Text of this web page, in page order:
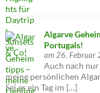
Algarve
Portugals!
am 26.
Auch nach
meine persönlichen
Sei es ein Tag im […]